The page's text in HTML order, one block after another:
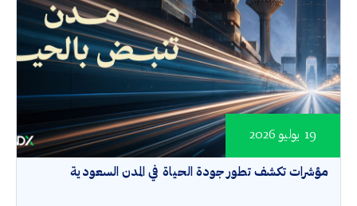
مؤشرات تكشف تطور جودة الحياة في المدن السعودية
19 يوليو 2026